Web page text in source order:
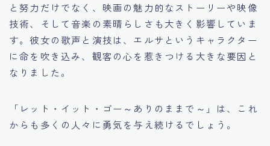
と努力だけでなく、映画の魅力的なストーリーや映像
技術、そして音楽の素晴らしさも大きく影響していま
す。彼女の歌声と演技は、エルサというキャラクター
に命を吹き込み、観客の心を惹きつける大きな要因と
なりました。
「レット・イット・ゴー～ありのままで～」は、これ
からも多くの人々に勇気を与え続けるでしょう。